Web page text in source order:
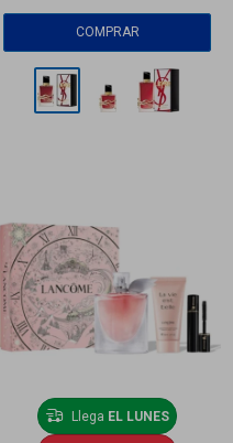
Llega EL LUNES